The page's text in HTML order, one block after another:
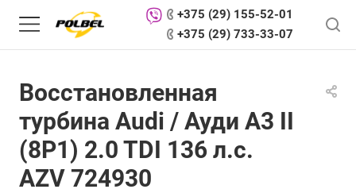
+375 (29) 155-52-01
+375 (29) 733-33-07
Восстановленная
турбина Audi / Ауди A3 II
(8P1) 2.0 TDI 136 л.с.
AZV 724930